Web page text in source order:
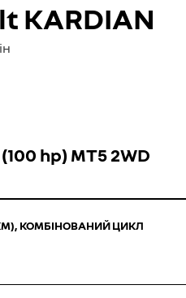
KARDIAN
hp) МТ5 2WD
КОМБІНОВАНИЙ ЦИКЛ